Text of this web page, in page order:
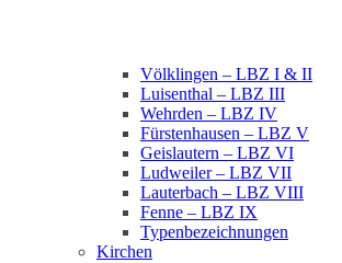
Völklingen – LBZ I & II
Luisenthal – LBZ III
Wehrden – LBZ IV
Fürstenhausen – LBZ V
Geislautern – LBZ VI
Ludweiler – LBZ VII
Lauterbach – LBZ VIII
Fenne – LBZ IX
Typenbezeichnungen
Kirchen